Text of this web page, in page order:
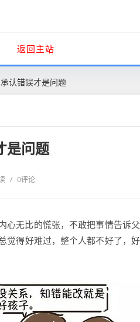
返回主站
认错误才是问题
是问题
/ 0评论
无比的慌张，不敢把事情告诉
觉得好难过，整个人都不好了，